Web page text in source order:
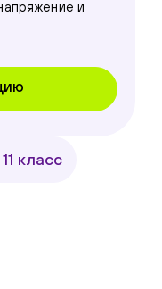
и
класс